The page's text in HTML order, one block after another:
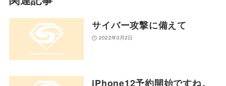
サイバー攻撃に備えて
2022年3月2日
iPhone12予約開始ですね。